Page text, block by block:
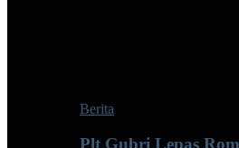
Berita
Plt Gubri Lepas